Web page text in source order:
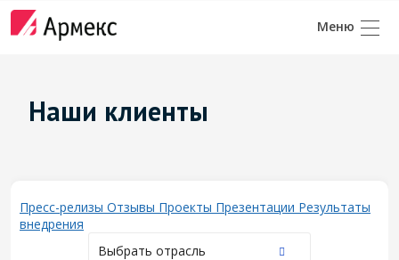
Наши клиенты
Пресс-релизы Отзывы Проекты Презентации Результаты
внедрения
Выбрать отрасль